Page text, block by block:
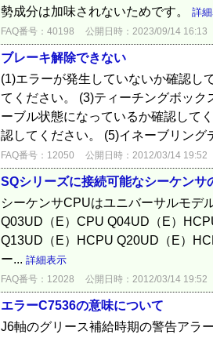
勢成分は加味されないためです。 詳
FAQ番号：40198 公開日時：2023/09/14 16:13
ブレーキ解除できない
(1)エラーが発生していないか確認し
てください。 (3)ティーチングボッ
ーブル状態になっているか確認して
認してください。 (5)イネーブリング
FAQ番号：12050 公開日時：2012/03/14 19:52
SQシリーズに接続可能なシーケンサ
シーケンサCPUはユニバーサルモデ
Q03UD（E）CPU Q04UD（E）
Q13UD（E）HCPU Q20UD（E）
ー... 詳細表示
FAQ番号：12028 公開日時：2012/03/14 19:52
エラーC7536の意味について
J6軸のグリース補給時期の警告アラ